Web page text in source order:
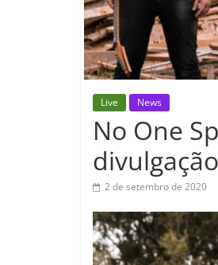
Live News
No One
2 de setembro de 2020